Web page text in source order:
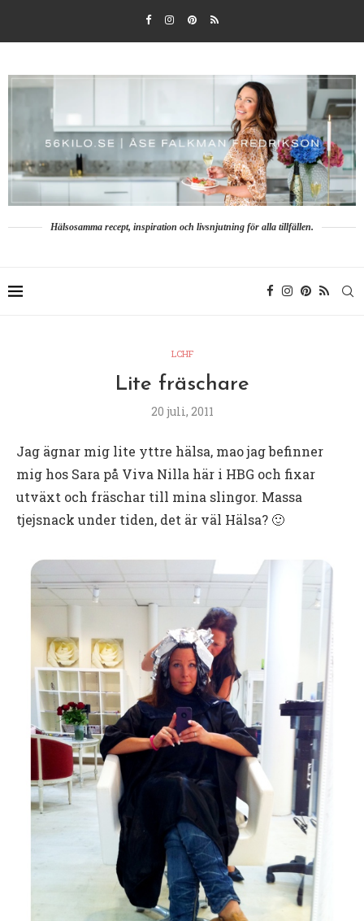
Hälsosamma recept, inspiration och livsnjutning för alla tillfällen.
LCHF
Lite fräschare
20 juli, 2011
Jag ägnar mig lite yttre hälsa, mao jag befinner
mig hos Sara på Viva Nilla här i HBG och fixar
utväxt och fräschar till mina slingor. Massa
tjejsnack under tiden, det är väl Hälsa? 🙂